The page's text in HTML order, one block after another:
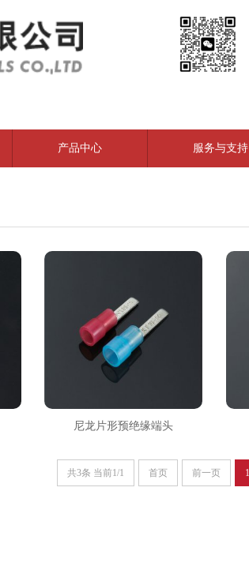
产品中心 服务与支持
尼龙片形预绝缘端头
共3条 当前1/1 首页 前一页 1